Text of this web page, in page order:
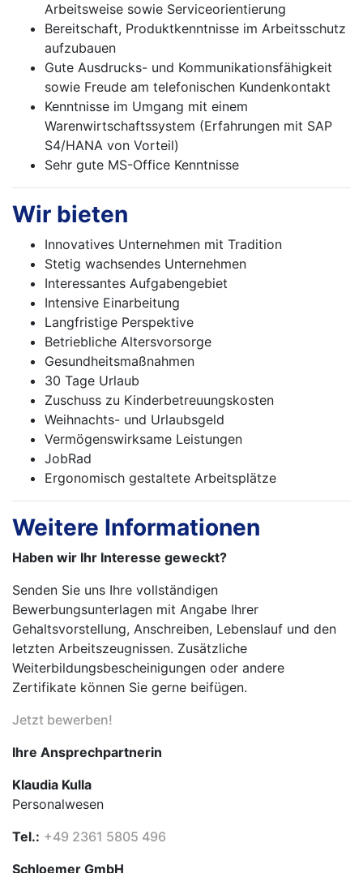
Arbeitsweise sowie Serviceorientierung
Bereitschaft, Produktkenntnisse im Arbeitsschutz
aufzubauen
Gute Ausdrucks- und Kommunikationsfähigkeit
sowie Freude am telefonischen Kundenkontakt
Kenntnisse im Umgang mit einem
Warenwirtschaftssystem (Erfahrungen mit SAP
S4/HANA von Vorteil)
Sehr gute MS-Office Kenntnisse
Wir bieten
Innovatives Unternehmen mit Tradition
Stetig wachsendes Unternehmen
Interessantes Aufgabengebiet
Intensive Einarbeitung
Langfristige Perspektive
Betriebliche Altersvorsorge
Gesundheitsmaßnahmen
30 Tage Urlaub
Zuschuss zu Kinderbetreuungskosten
Weihnachts- und Urlaubsgeld
Vermögenswirksame Leistungen
JobRad
Ergonomisch gestaltete Arbeitsplätze
Weitere Informationen
Haben wir Ihr Interesse geweckt?
Senden Sie uns Ihre vollständigen
Bewerbungsunterlagen mit Angabe Ihrer
Gehaltsvorstellung, Anschreiben, Lebenslauf und den
letzten Arbeitszeugnissen. Zusätzliche
Weiterbildungsbescheinigungen oder andere
Zertifikate können Sie gerne beifügen.
Jetzt bewerben!
Ihre Ansprechpartnerin
Klaudia Kulla
Personalwesen
Tel.: +49 2361 5805 496
Schloemer GmbH